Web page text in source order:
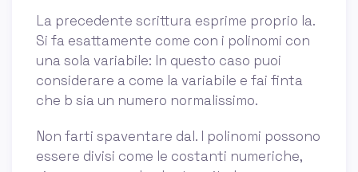
La precedente scrittura esprime proprio la.
Si fa esattamente come con i polinomi con
una sola variabile: In questo caso puoi
considerare a come la variabile e fai finta
che b sia un numero normalissimo.
Non farti spaventare dal. I polinomi possono
essere divisi come le costanti numeriche,